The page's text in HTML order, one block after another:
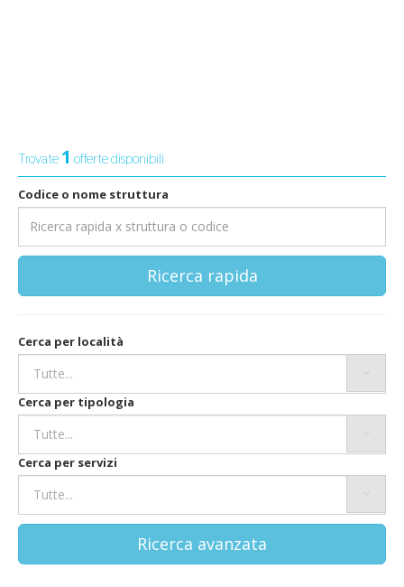
Trovate1 offerte disponibili
Codice o nome struttura
Ricerca rapida
Cerca per località
Cerca per tipologia
Cerca per servizi
Ricerca avanzata